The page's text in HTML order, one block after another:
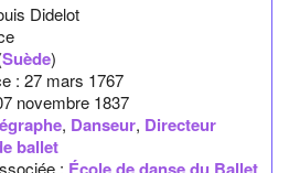
Didelot
Suède)
: 27 mars 1767
novembre 1837
, Danseur, Directeur
ballet
: